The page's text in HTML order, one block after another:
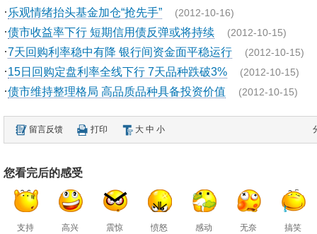
· 乐观情绪抬头基金加仓“抢先手” (2012-10-16)
·债市收益率下行 短期信用债反弹或将持续 (2012-10-15)
·7天回购利率稳中有降 银行间资金面平稳运行 (2012-10-15)
·15日回购定盘利率全线下行 7天品种跌破3% (2012-10-15)
·债市维持整理格局 高品质品种具备投资价值 (2012-10-15)
留言反馈 打印 大 中 小
您看完后的感受
支持 高兴 震惊 愤怒 感动 无奈 搞笑